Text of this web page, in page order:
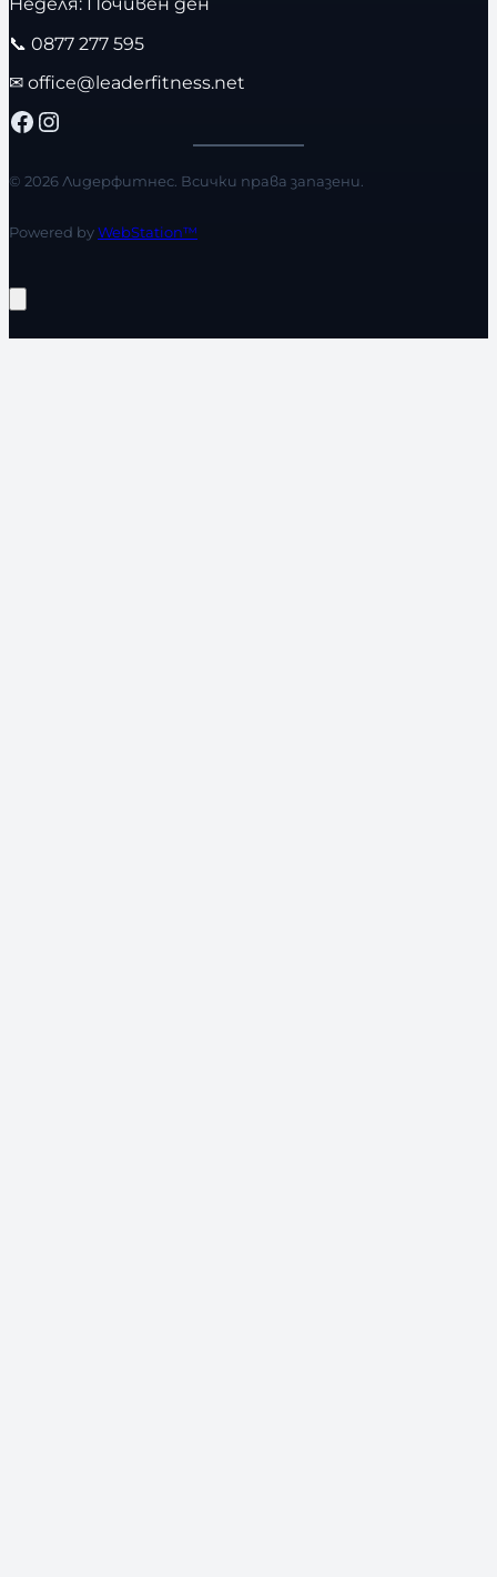
📞 0877 277 595
✉ office@leaderfitness.net
Facebook Instagram
© 2026 Лидерфитнес. Всички права запазени.
Powered byWebStation™